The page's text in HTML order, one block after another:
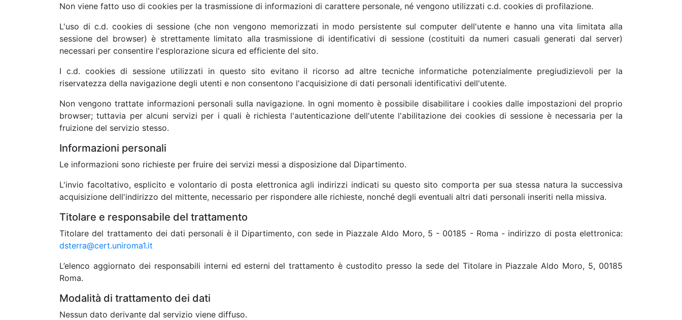
Non viene fatto uso di cookies per la trasmissione di informazioni di carattere personale, né vengono utilizzati c.d. cookies di profilazione.
L'uso di c.d. cookies di sessione (che non vengono memorizzati in modo persistente sul computer dell'utente e hanno una vita limitata alla
sessione del browser) è strettamente limitato alla trasmissione di identificativi di sessione (costituiti da numeri casuali generati dal server)
necessari per consentire l'esplorazione sicura ed efficiente del sito.
I c.d. cookies di sessione utilizzati in questo sito evitano il ricorso ad altre tecniche informatiche potenzialmente pregiudizievoli per la
riservatezza della navigazione degli utenti e non consentono l'acquisizione di dati personali identificativi dell'utente.
Non vengono trattate informazioni personali sulla navigazione. In ogni momento è possibile disabilitare i cookies dalle impostazioni del proprio
browser; tuttavia per alcuni servizi per i quali è richiesta l'autenticazione dell'utente l'abilitazione dei cookies di sessione è necessaria per la
fruizione del servizio stesso.
Informazioni personali
Le informazioni sono richieste per fruire dei servizi messi a disposizione dal Dipartimento.
L'invio facoltativo, esplicito e volontario di posta elettronica agli indirizzi indicati su questo sito comporta per sua stessa natura la successiva
acquisizione dell'indirizzo del mittente, necessario per rispondere alle richieste, nonché degli eventuali altri dati personali inseriti nella missiva.
Titolare e responsabile del trattamento
Titolare del trattamento dei dati personali è il Dipartimento, con sede in Piazzale Aldo Moro, 5 - 00185 - Roma - indirizzo di posta elettronica:
dsterra@cert.uniroma1.it
L’elenco aggiornato dei responsabili interni ed esterni del trattamento è custodito presso la sede del Titolare in Piazzale Aldo Moro, 5, 00185
Roma.
Modalità di trattamento dei dati
Nessun dato derivante dal servizio viene diffuso.